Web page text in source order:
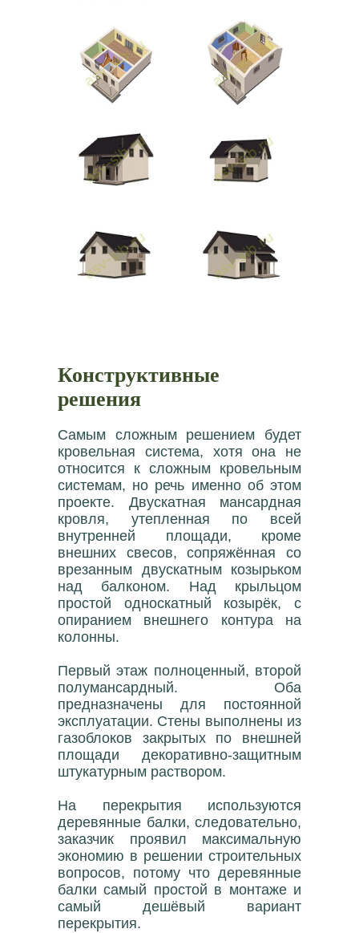
Конструктивные
решения
Самым сложным решением будет
кровельная система, хотя она не
относится к сложным кровельным
системам, но речь именно об этом
проекте. Двускатная мансардная
кровля, утепленная по всей
внутренней площади, кроме
внешних свесов, сопряжённая со
врезанным двускатным козырьком
над балконом. Над крыльцом
простой односкатный козырёк, с
опиранием внешнего контура на
колонны.
Первый этаж полноценный, второй
полумансардный. Оба
предназначены для постоянной
эксплуатации. Стены выполнены из
газоблоков закрытых по внешней
площади декоративно-защитным
штукатурным раствором.
На перекрытия используются
деревянные балки, следовательно,
заказчик проявил максимальную
экономию в решении строительных
вопросов, потому что деревянные
балки самый простой в монтаже и
самый дешёвый вариант
перекрытия.